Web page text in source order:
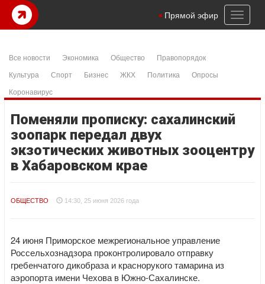
Toggle
Прямой эфир
Все новости Экономика Общество
Правопорядок
Культура
Спорт Бизнес ЖКХ Политика
Опросы
Коронавирус
Поменяли прописку: сахалинский
зоопарк передал двух
экзотических животных зооцентру
в Хабаровском крае
ОБЩЕСТВО 14:30, 25 июня 2026 года
24 июня Приморское межрегиональное управление
Россельхознадзора проконтролировало отправку
гребенчатого дикобраза и краснорукого тамарина из
аэропорта имени Чехова в Южно-Сахалинске.